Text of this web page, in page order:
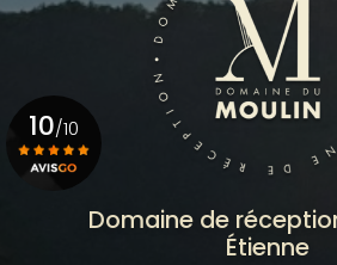
Domaine de
Étienne
10/10